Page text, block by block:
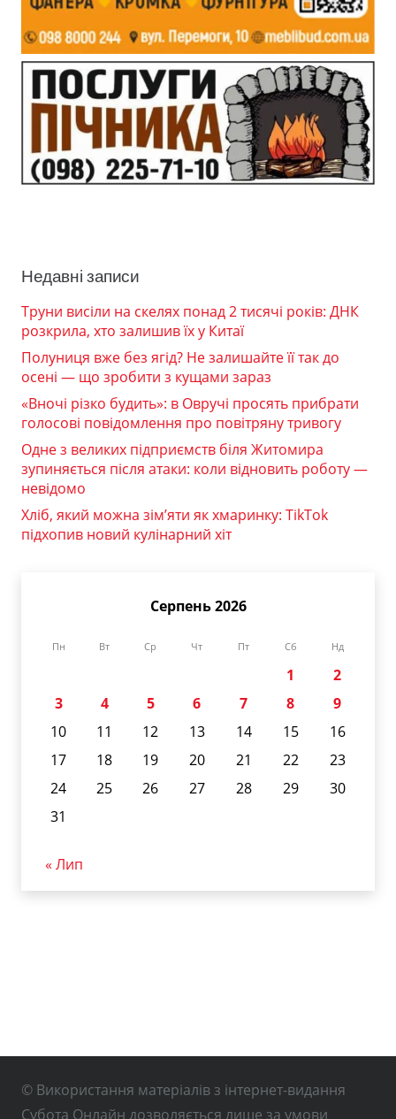
Недавні записи
Труни висіли на скелях понад 2 тисячі років: ДНК
розкрила, хто залишив їх у Китаї
Полуниця вже без ягід? Не залишайте її так до
осені — що зробити з кущами зараз
«Вночі різко будить»: в Овручі просять прибрати
голосові повідомлення про повітряну тривогу
Одне з великих підприємств біля Житомира
зупиняється після атаки: коли відновить роботу —
невідомо
Хліб, який можна зім’яти як хмаринку: TikTok
підхопив новий кулінарний хіт
Серпень 2026
Пн Вт Ср Чт Пт Сб Нд
1
2
3
4 5 6 7 8
9
10
11 12 13 14 15
16
17
18 19 20 21 22
23
24
25 26 27 28 29
30
31
« Лип
© Використання матеріалів з інтернет-видання
Субота Онлайн дозволяється лише за умови